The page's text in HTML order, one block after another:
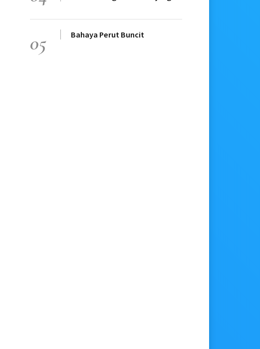
05 Bahaya Perut Buncit